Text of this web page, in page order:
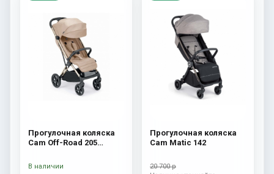
Прогулочная коляска
Cam Off-Road 205
В наличии
Прогулочная коляска
Cam Matic 142
20 700 р